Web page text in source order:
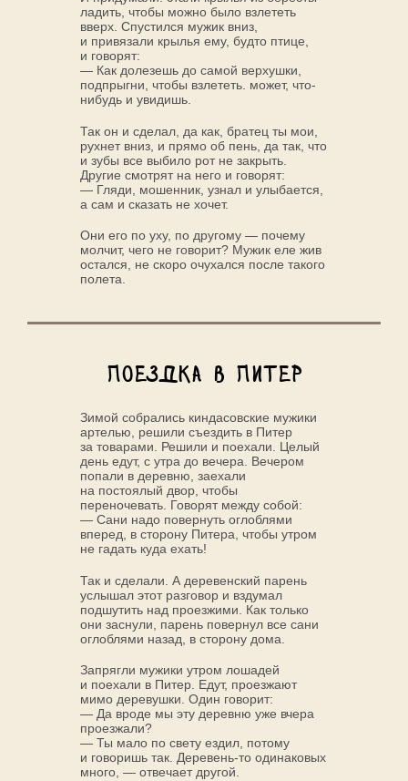
ладить, чтобы можно было взлететь
вверх. Спустился мужик вниз,
и привязали крылья ему, будто птице,
и говорят:
— Как долезешь до самой верхушки,
подпрыгни, чтобы взлететь. может, что-
нибудь и увидишь.
Так он и сделал, да как, братец ты мои,
рухнет вниз, и прямо об пень, да так, что
и зубы все выбило рот не закрыть.
Другие смотрят на него и говорят:
— Гляди, мошенник, узнал и улыбается,
а сам и сказать не хочет.
Они его по уху, по другому — почему
молчит, чего не говорит? Мужик еле жив
остался, не скоро очухался после такого
полета.
Поездка в Питер
Зимой собрались киндасовские мужики
артелью, решили съездить в Питер
за товарами. Решили и поехали. Целый
день едут, с утра до вечера. Вечером
попали в деревню, заехали
на постоялый двор, чтобы
переночевать. Говорят между собой:
— Сани надо повернуть оглоблями
вперед, в сторону Питера, чтобы утром
не гадать куда ехать!
Так и сделали. А деревенский парень
услышал этот разговор и вздумал
подшутить над проезжими. Как только
они заснули, парень повернул все сани
оглоблями назад, в сторону дома.
Запрягли мужики утром лошадей
и поехали в Питер. Едут, проезжают
мимо деревушки. Один говорит:
— Да вроде мы эту деревню уже вчера
проезжали?
— Ты мало по свету ездил, потому
и говоришь так. Деревень-то одинаковых
много, — отвечает другой.